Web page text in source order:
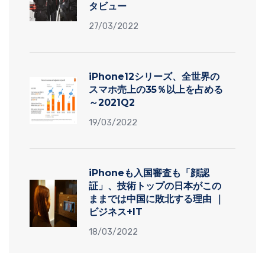
タビュー
27/03/2022
iPhone12シリーズ、全世界の
スマホ売上の35％以上を占める
～2021Q2
19/03/2022
iPhoneも入国審査も「顔認
証」、技術トップの日本がこの
ままでは中国に敗北する理由 ｜
ビジネス+IT
18/03/2022